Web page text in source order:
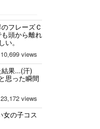
フレーズＣ
頭から離れ
。
10,699 views
結果...(汗)
思った瞬間
views
女の子コス